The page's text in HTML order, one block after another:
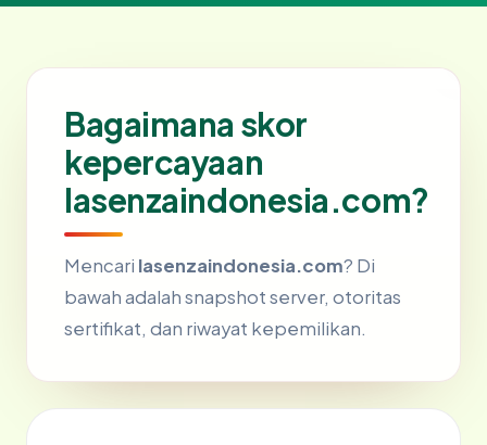
Bagaimana skor
kepercayaan
lasenzaindonesia.com?
Mencari lasenzaindonesia.com? Di
bawah adalah snapshot server, otoritas
sertifikat, dan riwayat kepemilikan.